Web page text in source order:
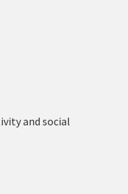
and social